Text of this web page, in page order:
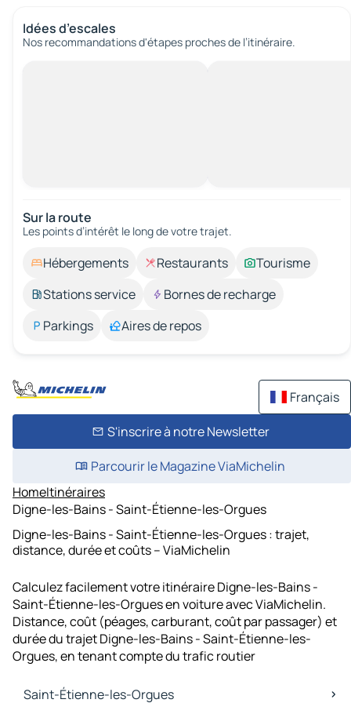
Idées d’escales
Nos recommandations d'étapes proches de l’itinéraire.
Sur la route
Les points d’intérêt le long de votre trajet.
Hébergements Restaurants
Tourisme
Stations service
Bornes de recharge
Parkings
Aires de repos
Français
S'inscrire à notre Newsletter
Parcourir le Magazine ViaMichelin
HomeItinéraires
Digne-les-Bains - Saint-Étienne-les-Orgues
Digne-les-Bains - Saint-Étienne-les-Orgues : trajet,
distance, durée et coûts – ViaMichelin
Calculez facilement votre itinéraire Digne-les-Bains -
Saint-Étienne-les-Orgues en voiture avec ViaMichelin.
Distance, coût (péages, carburant, coût par passager) et
durée du trajet Digne-les-Bains - Saint-Étienne-les-
Orgues, en tenant compte du trafic routier
Saint-Étienne-les-Orgues